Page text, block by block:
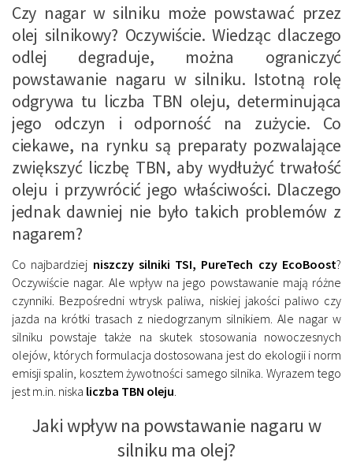
Czy nagar w silniku może powstawać przez
olej silnikowy? Oczywiście. Wiedząc dlaczego
odlej degraduje, można ograniczyć
powstawanie nagaru w silniku. Istotną rolę
odgrywa tu liczba TBN oleju, determinująca
jego odczyn i odporność na zużycie. Co
ciekawe, na rynku są preparaty pozwalające
zwiększyć liczbę TBN, aby wydłużyć trwałość
oleju i przywrócić jego właściwości. Dlaczego
jednak dawniej nie było takich problemów z
nagarem?
Co najbardziej niszczy silniki TSI, PureTech czy EcoBoost?
Oczywiście nagar. Ale wpływ na jego powstawanie mają różne
czynniki. Bezpośredni wtrysk paliwa, niskiej jakości paliwo czy
jazda na krótki trasach z niedogrzanym silnikiem. Ale nagar w
silniku powstaje także na skutek stosowania nowoczesnych
olejów, których formulacja dostosowana jest do ekologii i norm
emisji spalin, kosztem żywotności samego silnika. Wyrazem tego
jest m.in. niska liczba TBN oleju
Jaki wpływ na powstawanie nagaru w
silniku ma olej?